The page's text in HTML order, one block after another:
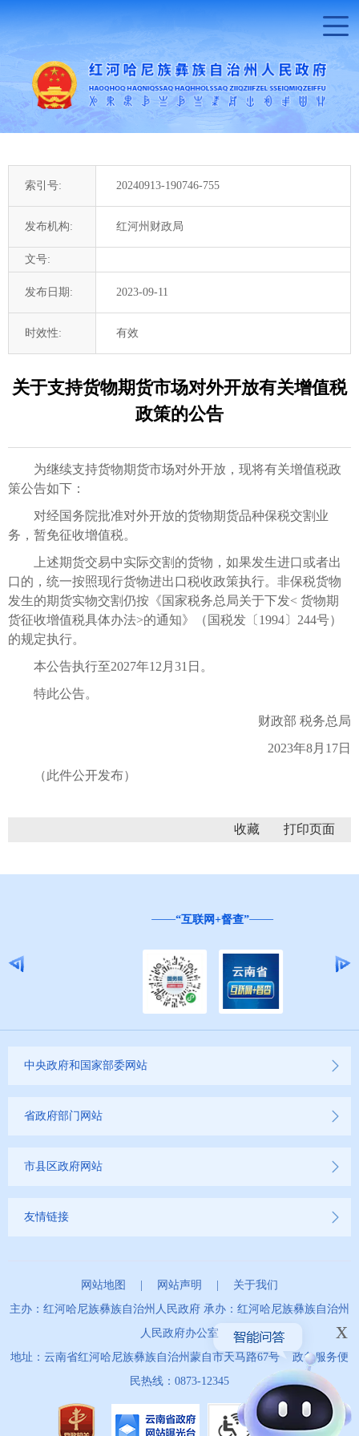
索引号: 20240913-190746-755
发布机构: 红河州财政局
文号:
发布日期: 2023-09-11
时效性: 有效
关于支持货物期货市场对外开放有关增值税
政策的公告
为继续支持货物期货市场对外开放，现将有关增值税政
策公告如下：
对经国务院批准对外开放的货物期货品种保税交割业
务，暂免征收增值税。
上述期货交易中实际交割的货物，如果发生进口或者出
口的，统一按照现行货物进出口税收政策执行。非保税货物
发生的期货实物交割仍按《国家税务总局关于下发< 货物期
货征收增值税具体办法>的通知》（国税发〔1994〕244号）
的规定执行。
本公告执行至2027年12月31日。
特此公告。
财政部 税务总局
2023年8月17日
（此件公开发布）
收藏
“互联网+督查”
中央政府和国家部委网站
省政府部门网站
市县区政府网站
友情链接
网站地图 网站声明
关于我们
主办：红河哈尼族彝族自治州人民政府 承办：红河哈尼族彝族自治州
人民政府办公室
地址：云南省红河哈尼族彝族自治州蒙自市天马路67号 政务服务便
民热线：0873-12345
x